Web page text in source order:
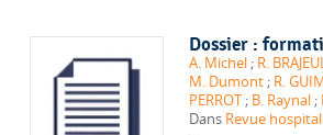
Dossier :
A. Michel ; R.
M. Dumont ; R.
PERROT ; B. Raynal ;
Dans Revue